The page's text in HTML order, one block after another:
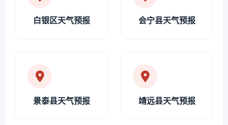
白银区天气预报 会宁县天气预报
景泰县天气预报 靖远县天气预报